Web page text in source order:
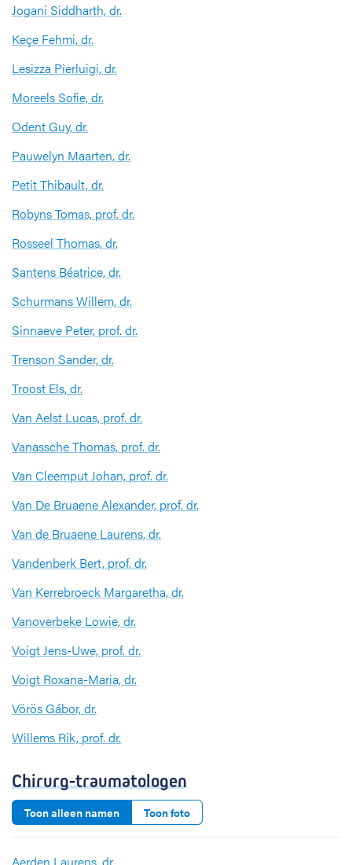
Jogani Siddharth, dr.
Keçe Fehmi, dr.
Lesizza Pierluigi, dr.
Moreels Sofie, dr.
Odent Guy, dr.
Pauwelyn Maarten, dr.
Petit Thibault, dr.
Robyns Tomas, prof. dr.
Rosseel Thomas, dr.
Santens Béatrice, dr.
Schurmans Willem, dr.
Sinnaeve Peter, prof. dr.
Trenson Sander, dr.
Troost Els, dr.
Van Aelst Lucas, prof. dr.
Vanassche Thomas, prof. dr.
Van Cleemput Johan, prof. dr.
Van De Bruaene Alexander, prof. dr.
Van de Bruaene Laurens, dr.
Vandenberk Bert, prof. dr.
Van Kerrebroeck Margaretha, dr.
Vanoverbeke Lowie, dr.
Voigt Jens-Uwe, prof. dr.
Voigt Roxana-Maria, dr.
Vörös Gábor, dr.
Willems Rik, prof. dr.
Chirurg-traumatologen
Toon alleen namen Toon foto